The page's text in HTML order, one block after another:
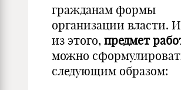
гражданам формы
организации власти.
из этого, предмет
можно
следующим образом: